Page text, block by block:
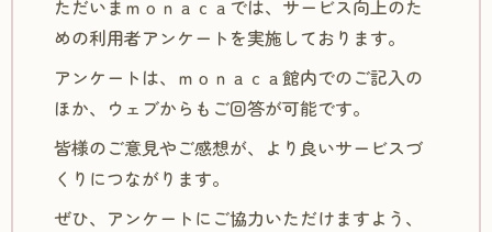
ただいまｍｏｎａｃａでは、サービス向上のた
めの利用者アンケートを実施しております。
アンケートは、ｍｏｎａｃａ館内でのご記入の
ほか、ウェブからもご回答が可能です。
皆様のご意見やご感想が、より良いサービスづ
くりにつながります。
ぜひ、アンケートにご協力いただけますよう、